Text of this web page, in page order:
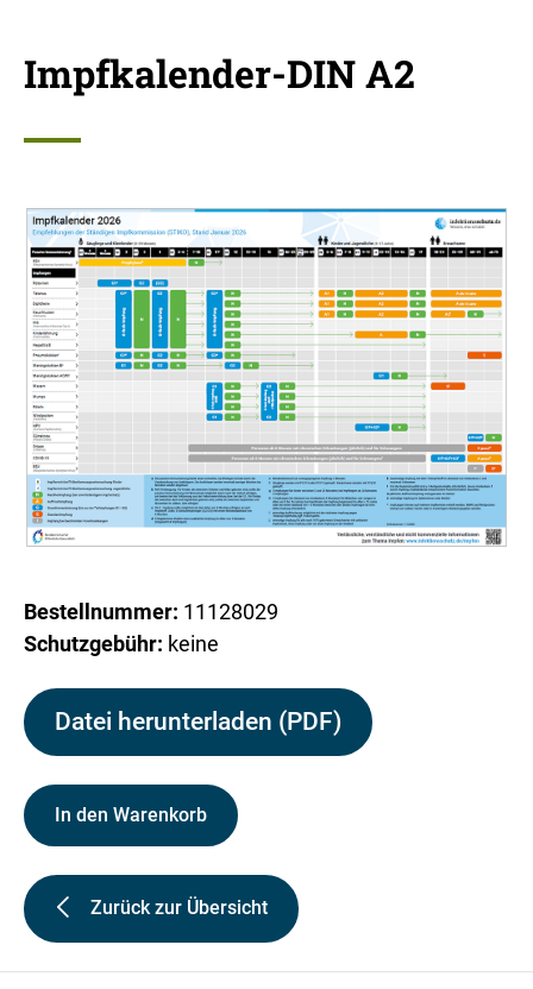
Impfkalender-DIN A2
Bestellnummer: 11128029
Schutzgebühr: keine
Datei herunterladen (PDF)
In den Warenkorb
Zurück zur Übersicht